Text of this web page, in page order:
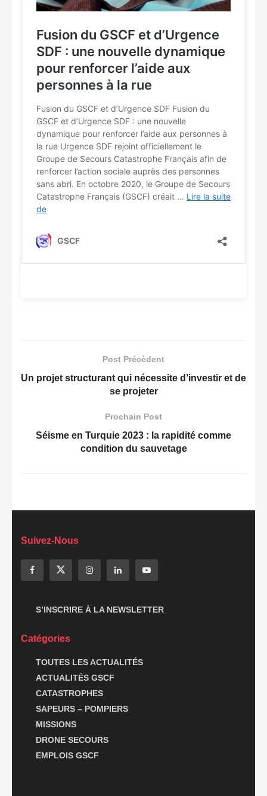
Post Précèdent
Un projet structurant qui nécessite d’investir et de
se projeter
Prochain Post
Séisme en Turquie 2023 : la rapidité comme
condition du sauvetage
Suivez-Nous
S’INSCRIRE À LA NEWSLETTER
Catégories
TOUTES LES ACTUALITÉS
ACTUALITÉS GSCF
CATASTROPHES
SAPEURS – POMPIERS
MISSIONS
DRONE SECOURS
EMPLOIS GSCF